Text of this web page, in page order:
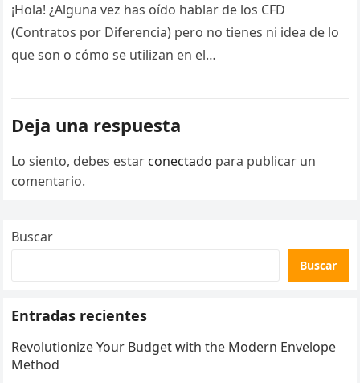
¡Hola! ¿Alguna vez has oído hablar de los CFD
(Contratos por Diferencia) pero no tienes ni idea de lo
que son o cómo se utilizan en el…
Deja una respuesta
Lo siento, debes estar conectado para publicar un
comentario.
Buscar
Buscar
Entradas recientes
Revolutionize Your Budget with the Modern Envelope
Method